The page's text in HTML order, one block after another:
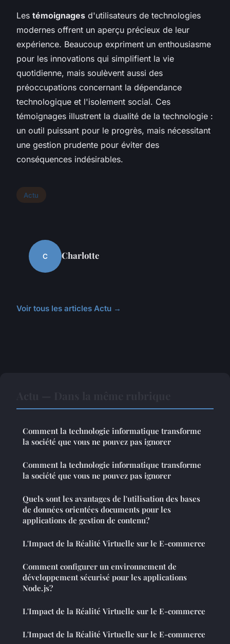
Les témoignages d'utilisateurs de technologies
modernes offrent un aperçu précieux de leur
expérience. Beaucoup expriment un enthousiasme
pour les innovations qui simplifient la vie
quotidienne, mais soulèvent aussi des
préoccupations concernant la dépendance
technologique et l'isolement social. Ces
témoignages illustrent la dualité de la technologie :
un outil puissant pour le progrès, mais nécessitant
une gestion prudente pour éviter des
conséquences indésirables.
Actu
C Charlotte
Voir tous les articles Actu →
Comment la technologie informatique transforme
la société que vous ne pouvez pas ignorer
Comment la technologie informatique transforme
la société que vous ne pouvez pas ignorer
Quels sont les avantages de l'utilisation des bases
de données orientées documents pour les
applications de gestion de contenu?
L'Impact de la Réalité Virtuelle sur le E-commerce
Comment configurer un environnement de
développement sécurisé pour les applications
Node.js?
L'Impact de la Réalité Virtuelle sur le E-commerce
L'Impact de la Réalité Virtuelle sur le E-commerce